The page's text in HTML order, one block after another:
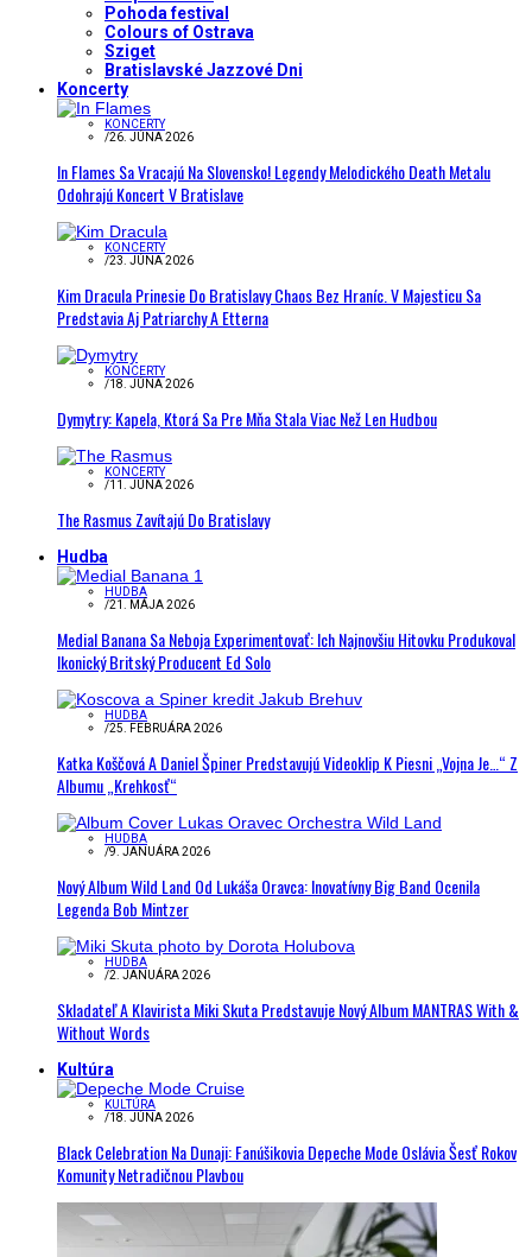
Pohoda festival
Colours of Ostrava
Sziget
Bratislavské Jazzové Dni
Koncerty
KONCERTY
/26. JÚNA 2026
In Flames Sa Vracajú Na Slovensko! Legendy Melodického Death Metalu
Odohrajú Koncert V Bratislave
KONCERTY
/23. JÚNA 2026
Kim Dracula Prinesie Do Bratislavy Chaos Bez Hraníc. V Majesticu Sa
Predstavia Aj Patriarchy A Etterna
KONCERTY
/18. JÚNA 2026
Dymytry: Kapela, Ktorá Sa Pre Mňa Stala Viac Než Len Hudbou
KONCERTY
/11. JÚNA 2026
The Rasmus Zavítajú Do Bratislavy
Hudba
HUDBA
/21. MÁJA 2026
Medial Banana Sa Neboja Experimentovať: Ich Najnovšiu Hitovku Produkoval
Ikonický Britský Producent Ed Solo
HUDBA
/25. FEBRUÁRA 2026
Katka Koščová A Daniel Špiner Predstavujú Videoklip K Piesni „Vojna Je…“ Z
Albumu „Krehkosť“
HUDBA
/9. JANUÁRA 2026
Nový Album Wild Land Od Lukáša Oravca: Inovatívny Big Band Ocenila
Legenda Bob Mintzer
HUDBA
/2. JANUÁRA 2026
Skladateľ A Klavirista Miki Skuta Predstavuje Nový Album MANTRAS With &
Without Words
Kultúra
KULTÚRA
/18. JÚNA 2026
Black Celebration Na Dunaji: Fanúšikovia Depeche Mode Oslávia Šesť Rokov
Komunity Netradičnou Plavbou